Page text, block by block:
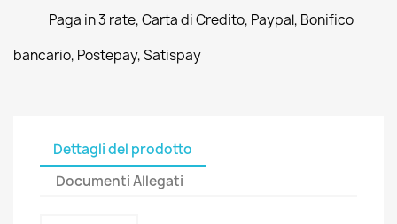
Paga in 3 rate, Carta di Credito, Paypal, Bonifico
bancario, Postepay, Satispay
Dettagli del prodotto
Documenti Allegati